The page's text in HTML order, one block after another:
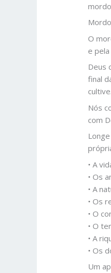
O
e
Deus
final
cultive.
Nós
com
• A
• Os
• A
• Os
• O
• O
• A
• Os
Um